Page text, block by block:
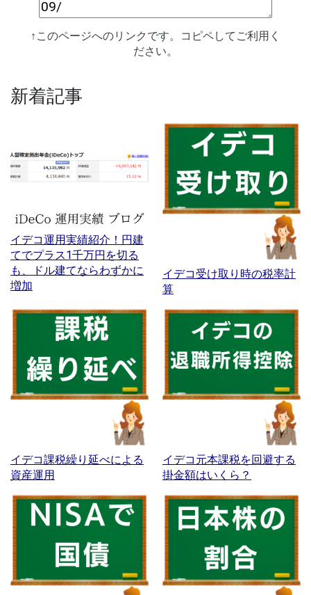
↑このページへのリンクです。コピペしてご利用く
ださい。
新着記事
イデコ運用実績紹介！円建
てでプラス1千万円を切る
も、ドル建てならわずかに
増加
イデコ受け取り時の税率計
算
イデコ課税繰り延べによる
資産運用
イデコ元本課税を回避する
掛金額はいくら？